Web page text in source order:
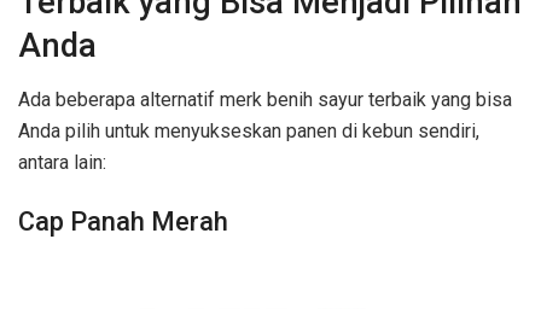
Anda
Ada beberapa alternatif merk benih sayur terbaik yang bisa
Anda pilih untuk menyukseskan panen di kebun sendiri,
antara lain:
Cap Panah Merah